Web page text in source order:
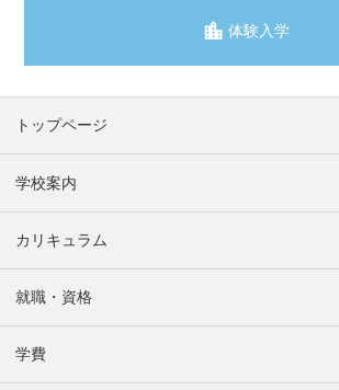
体験入学
トップページ
学校案内
カリキュラム
就職・資格
学費